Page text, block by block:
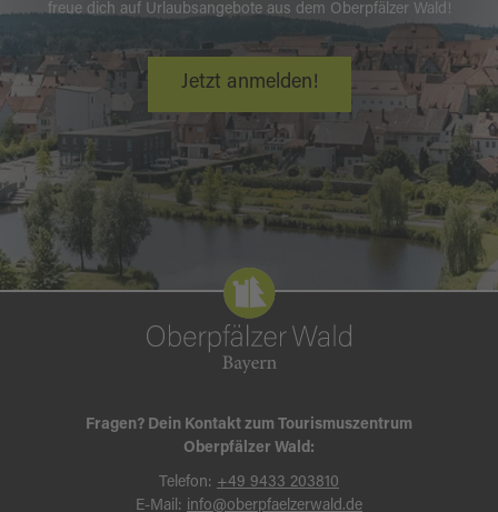
freue dich auf Urlaubsangebote aus dem Oberpfälzer Wald!
Jetzt anmelden!
Fragen? Dein Kontakt zum Tourismuszentrum
Oberpfälzer Wald:
Telefon: +49 9433 203810
E-Mail: info@oberpfaelzerwald.de